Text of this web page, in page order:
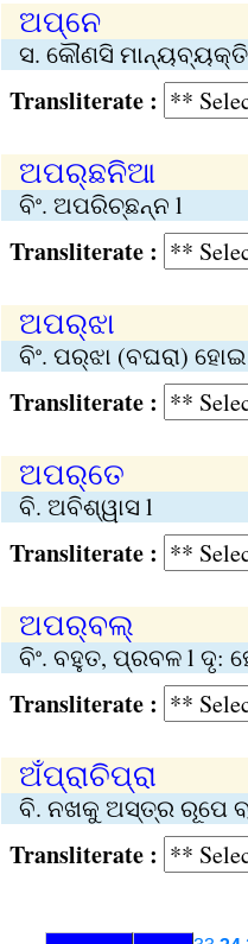
ଅପ୍‌ନେ
ସ. କୌଣସି
Transliterate :
ଅପର୍‌ଛନିଆ
ବିଂ. ଅପରିଚ୍ଛନ୍ନ l
Transliterate :
ଅପର୍‌ଝା
ବିଂ. ପର୍‌ଝା (ବଘରା)
Transliterate :
ଅପର୍‌ତେ
ବି. ଅବିଶ୍ୱାସ l
Transliterate :
ଅପର୍‌ବଲ୍‌
ବିଂ. ବହୁତ, ପ୍ରବଳ l ଦୃ:
Transliterate :
ଅଁପ୍‌ରାଚିପ୍‌ରା
ବି. ନଖକୁ ଅସ୍ତ୍ର ରୂପେ
Transliterate :